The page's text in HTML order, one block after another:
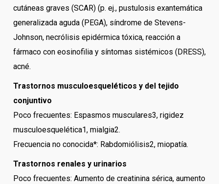
cutáneas graves (SCAR) (p. ej., pustulosis exantemática
generalizada aguda (PEGA), síndrome de Stevens-
Johnson, necrólisis epidérmica tóxica, reacción a
fármaco con eosinofilia y síntomas sistémicos (DRESS),
acné.
Trastornos musculoesqueléticos y del tejido
conjuntivo
Poco frecuentes: Espasmos musculares3, rigidez
musculoesquelética1, mialgia2.
Frecuencia no conocida*: Rabdomiólisis2, miopatía.
Trastornos renales y urinarios
Poco frecuentes: Aumento de creatinina sérica, aumento